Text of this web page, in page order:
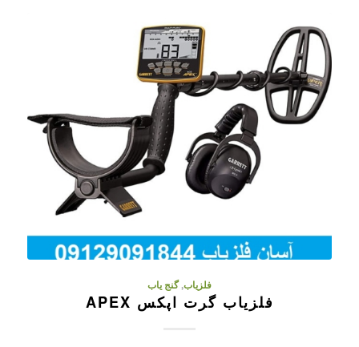
فلزیاب,گنج یاب
فلزیاب گرت اپکس APEX